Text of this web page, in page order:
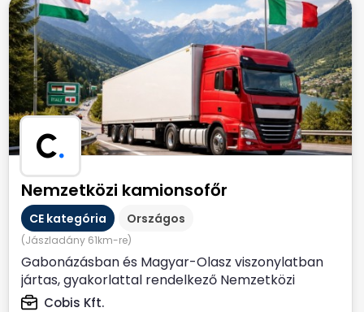
C.
Nemzetközi kamionsofőr
CE kategória Országos
(Jászladány 61km-re)
Gabonázásban és Magyar-Olasz viszonylatban
jártas, gyakorlattal rendelkező Nemzetközi
kamionsofőrt keresünk....
Cobis Kft.